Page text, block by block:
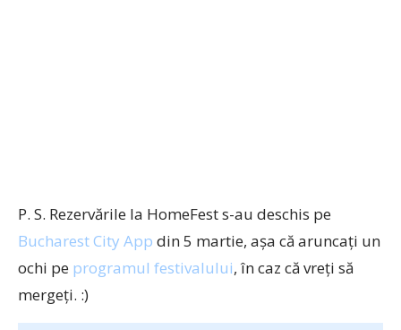
P. S. Rezervările la HomeFest s-au deschis pe
Bucharest City App din 5 martie, așa că aruncați un
ochi pe programul festivalului, în caz că vreți să
mergeți. :)